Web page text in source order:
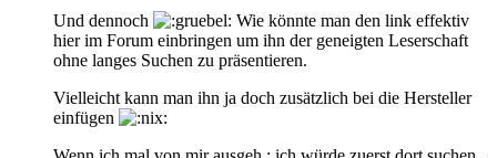
Und dennoch
Wie könnte man den link effektiv
hier im Forum einbringen um ihn der geneigten Leserschaft
ohne langes Suchen zu präsentieren.
Vielleicht kann man ihn ja doch zusätzlich bei die Hersteller
einfügen